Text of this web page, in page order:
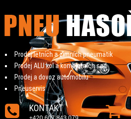
Prodej letních a zimních pneumatik
Prodej ALU kol a kompletních sad
Prodej a dovoz automobilu
Pneuservis
KONTAKT